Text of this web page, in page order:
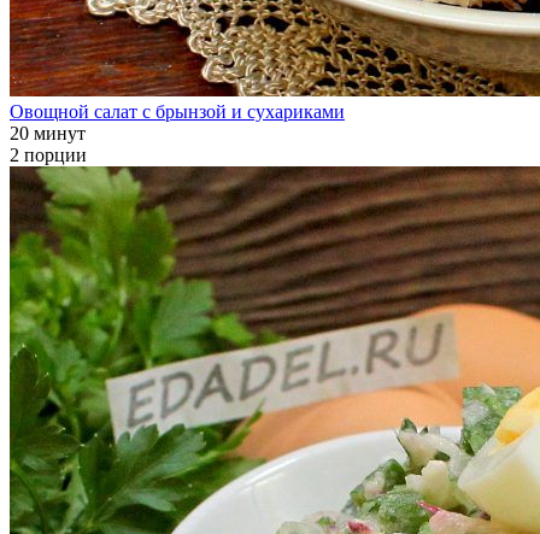
Овощной салат с брынзой и сухариками
20 минут
2 порции